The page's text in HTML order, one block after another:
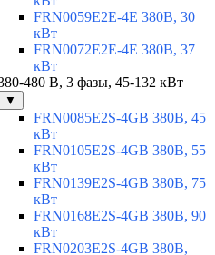
FRN0059E2E-4E 380В, 30
кВт
FRN0072E2E-4E 380В, 37
кВт
480 В, 3 фазы, 45-132 кВт
▼
FRN0085E2S-4GB 380В, 45
кВт
FRN0105E2S-4GB 380В, 55
кВт
FRN0139E2S-4GB 380В, 75
кВт
FRN0168E2S-4GB 380В, 90
кВт
FRN0203E2S-4GB 380В,